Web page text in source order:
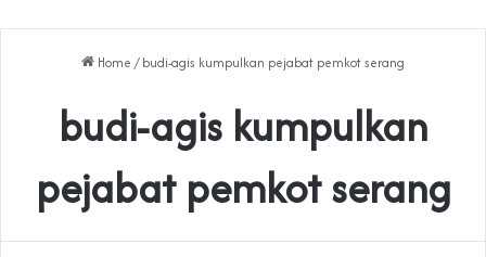
Home / budi-agis kumpulkan pejabat pemkot serang
budi-agis kumpulkan
pejabat pemkot serang